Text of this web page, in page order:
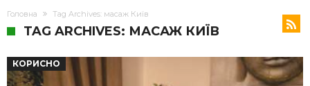
Головна Tag Archives: масаж Київ
TAG ARCHIVES: МАСАЖ КИЇВ
КОРИСНО